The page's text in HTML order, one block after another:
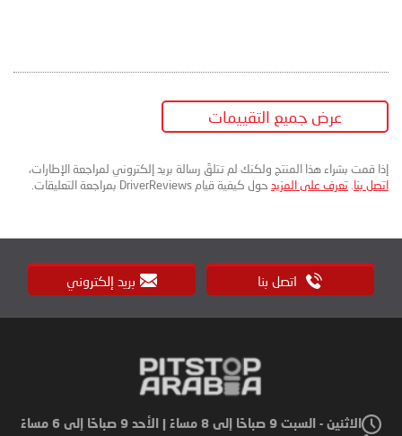
عرض جميع التقييمات
إذا قمت بشراء هذا المنتج ولكنك لم تتلقَ رسالة بريد إلكتروني لمراجعة الإطارات،
اتصل بنا تعرف على المزيد حول كيفية قيام DriverReviews بمراجعة التعليقات.
اتصل بنا بريد إلكتروني
الاثنين - السبت 9 صباحًا إلى 8 مساءً | الأحد 9 صباحًا إلى 6 مساءً